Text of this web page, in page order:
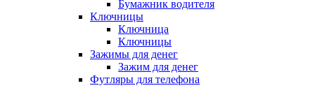
Бумажник водителя
Ключницы
Ключница
Ключницы
Зажимы для денег
Зажим для денег
Футляры для телефона